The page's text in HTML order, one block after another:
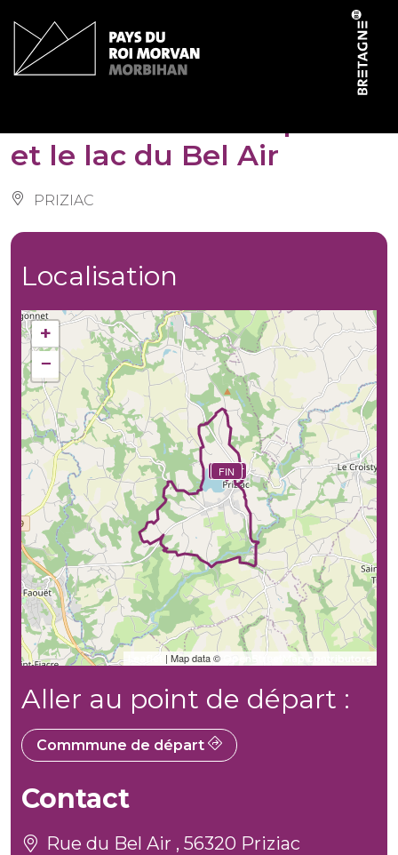
et le lac du Bel Air
PRIZIAC
Localisation
DÉBUT
FIN
+
−
| Map data ©
Aller au point de départ :
Commmune de départ
Contact
Rue du Bel Air , 56320 Priziac